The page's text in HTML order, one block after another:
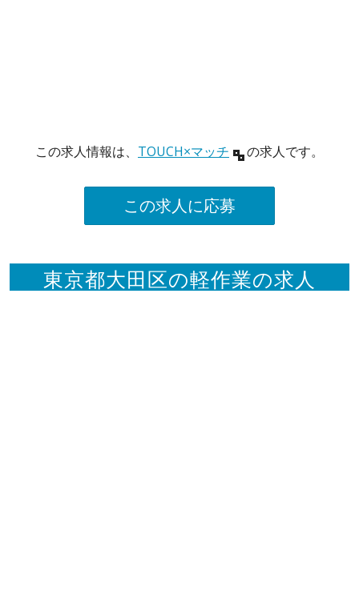
この求人情報は、 TOUCH×マッチ の求人です。
この求人に応募
東京都大田区の軽作業の求人